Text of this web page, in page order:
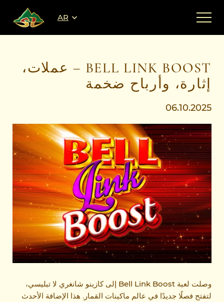
AR
BELL LINK BOOST – عملات،
إثارة، وأرباح ضخمة
06.10.2025
وصلت لعبة Bell Link Boost إلى كازينو شانغري لا تبليسي،
لتفتح فصلًا جديدًا في عالم ماكينات القمار. هذا الإضافة الأحدث